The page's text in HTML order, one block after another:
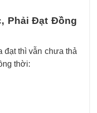
Phải Đạt Đồng
đạt thì vẫn chưa thả
thời: